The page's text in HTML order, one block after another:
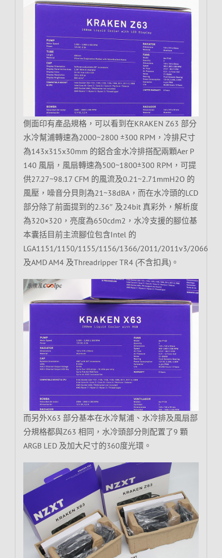
側面印有產品規格，可以看到在KRAKEN Z63 部分
水冷幫浦轉速為2000~2800 ±300 RPM，冷排尺寸
為143x315x30mm 的鋁合金水冷排搭配兩顆Aer P
140 風扇，風扇轉速為500~1800±300 RPM，可提
供27.27~98.17 CFM 的風流及0.21~2.71mmH2O 的
風壓，噪音分貝則為21~38dBA，而在水冷頭的LCD
部分除了前面提到的2.36″ 及24bit 真彩外，解析度
為320×320，亮度為650cdm2，水冷支援的腳位基
本囊括目前主流腳位包含Intel 的
LGA1151/1150/1155/1156/1366/2011/2011v3/2066
及AMD AM4 及Threadripper TR4 (不含扣具)。
而另外X63 部分基本在水冷幫浦、水冷排及風扇部
分規格都與Z63 相同，水冷頭部分則配置了9 顆
ARGB LED 及加大尺寸的360度光環。